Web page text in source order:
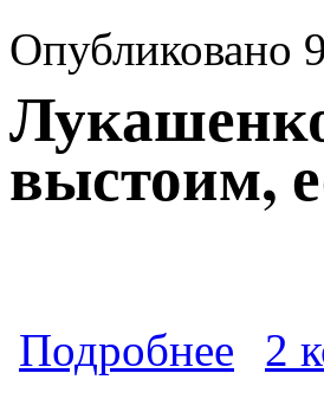
Опубликовано
выстоим,
Подробнее о
будем
2